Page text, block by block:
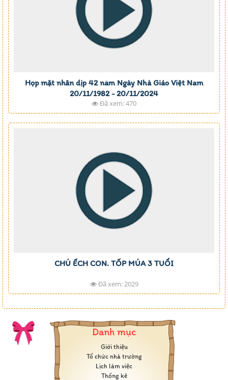
Họp mặt nhân dịp 42 năm Ngày Nhà Giáo Việt Nam
20/11/1982 - 20/11/2024
Đã xem: 470
CHÚ ẾCH CON. TỐP MÚA 3 TUỔI
Đã xem: 2029
Danh mục
Giới thiệu
Tổ chức nhà trường
Lịch làm việc
Thống kê